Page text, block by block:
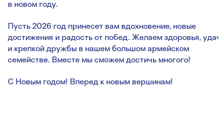
в новом году.
Пусть 2026 год принесет вам вдохновение, новые
достижения и радость от побед. Желаем здоровья,
и крепкой дружбы в нашем большом армейском
семействе. Вместе мы сможем достичь многого!
С Новым годом! Вперед к новым вершинам!